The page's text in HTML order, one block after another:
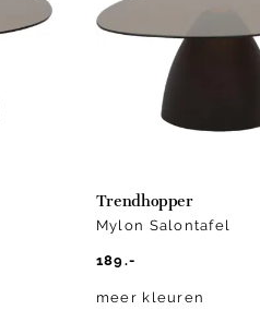
Trendhopper
Mylon Salontafel
189.-
meer kleuren